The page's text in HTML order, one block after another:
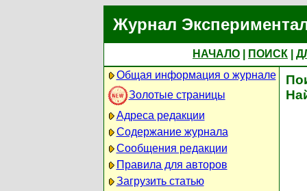
Журнал
НАЧАЛО ПОИСК
Общая информация о журнале
Золотые страницы
Адреса редакции
Содержание журнала
Сообщения редакции
Правила для авторов
Загрузить статью